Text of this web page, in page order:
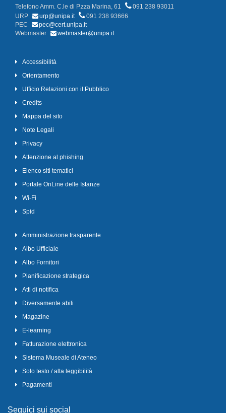
Telefono Amm. C.le di P.zza Marina, 61
091 238 93011
URP
urp@unipa.it
091 238 93666
PEC
pec@cert.unipa.it
Webmaster
webmaster@unipa.it
Accessibilità
Orientamento
Ufficio Relazioni con il Pubblico
Credits
Mappa del sito
Note Legali
Privacy
Attenzione al phishing
Elenco siti tematici
Portale OnLine delle Istanze
Wi-Fi
Spid
Amministrazione trasparente
Albo Ufficiale
Albo Fornitori
Pianificazione strategica
Atti di notifica
Diversamente abili
Magazine
E-learning
Fatturazione elettronica
Sistema Museale di Ateneo
Solo testo / alta leggibilità
Pagamenti
Seguici sui social